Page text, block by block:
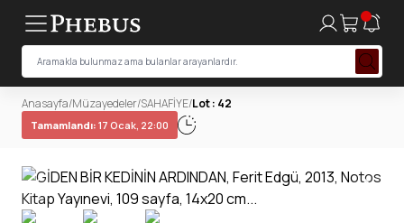
Anasayfa/Müzayedeler/SAHAFİYE/Lot : 42
Tamamlandı: 17 Ocak, 22:00